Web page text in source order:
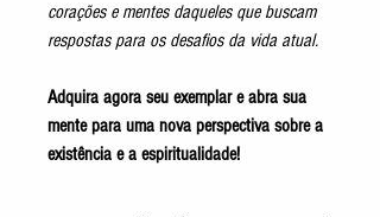
corações e mentes daqueles que buscam
respostas para os desafios da vida atual.
Adquira agora seu exemplar e abra sua
mente para uma nova perspectiva sobre a
existência e a espiritualidade!